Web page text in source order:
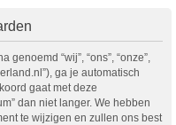
“wij”, “ons”, “onze”,
ga je automatisch
gaat met deze
dan niet langer. We hebben
te wijzigen en zullen ons best